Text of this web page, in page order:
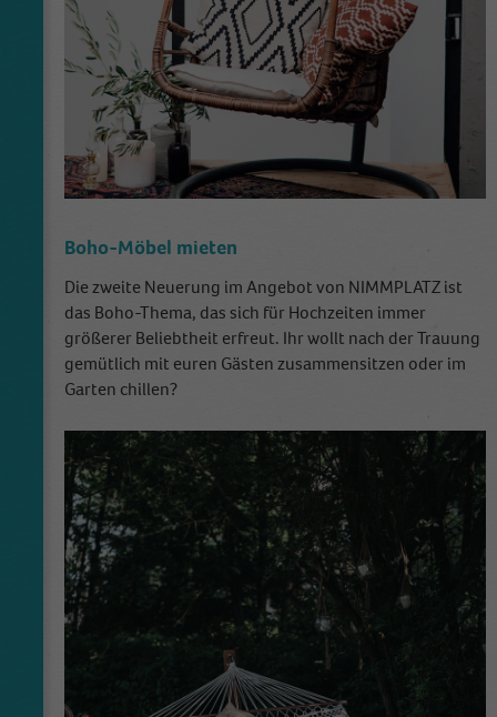
Boho-Möbel mieten
Die zweite Neuerung im Angebot von NIMMPLATZ ist
das Boho-Thema, das sich für Hochzeiten immer
größerer Beliebtheit erfreut. Ihr wollt nach der Trauung
gemütlich mit euren Gästen zusammensitzen oder im
Garten chillen?